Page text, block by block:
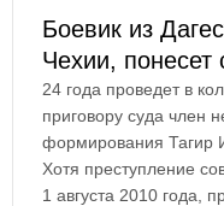
Боевик из
Чехии, понесет
24 года проведет в
приговору суда член
формирования Тагир
Хотя преступление
1 августа 2010 года,